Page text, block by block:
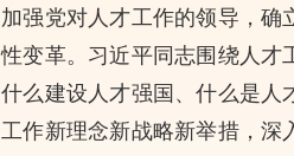
加强党对人才工作的领导，确
性变革。习近平同志围绕人才
什么建设人才强国、什么是人
工作新理念新战略新举措，深